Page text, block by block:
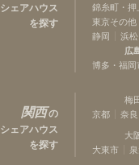
い様々な
特有のラ
ージして
なみに
は
貿易も行
シェアハウス
を探す
錦糸町・押
東京その他
静岡
浜松
広
博多・福岡
関西の
シェアハウス
を探す
梅
京都
奈良
大
大東市